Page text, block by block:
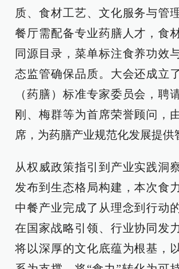
质、食材工艺、文化服务与管
餐厅需配备专业药膳人才，食
同源目录，菜单标注食养功效
态监管确保品质。大会还成立
（药膳）标准专家委员会，聘
刚、梅群等为首席荣誉顾问，
席，为药膳产业规范化发展提供
从权威政策指引到产业实践洞
发布到生态格局构建，本次食
中餐产业完成了从理念到行动
在国家战略引领、行业协同发
将以深厚的文化底蕴为根基，